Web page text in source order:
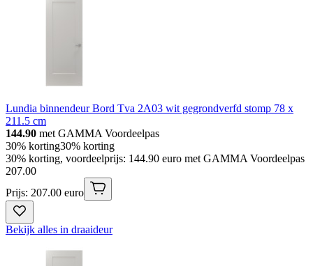
Lundia binnendeur Bord Tva 2A03 wit gegrondverfd stomp 78 x
211.5 cm
144.90 met GAMMA Voordeelpas
30% korting30% korting
30% korting, voordeelprijs: 144.90 euro met GAMMA Voordeelpas
207.00
Prijs: 207.00 euro
Bekijk alles in draaideur